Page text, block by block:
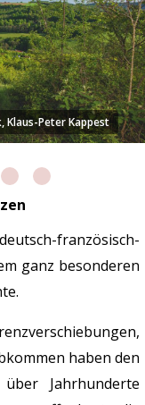
Hunsrück, Klaus-
französisch-
ganz besonderen
haben den
Jahrhunderte